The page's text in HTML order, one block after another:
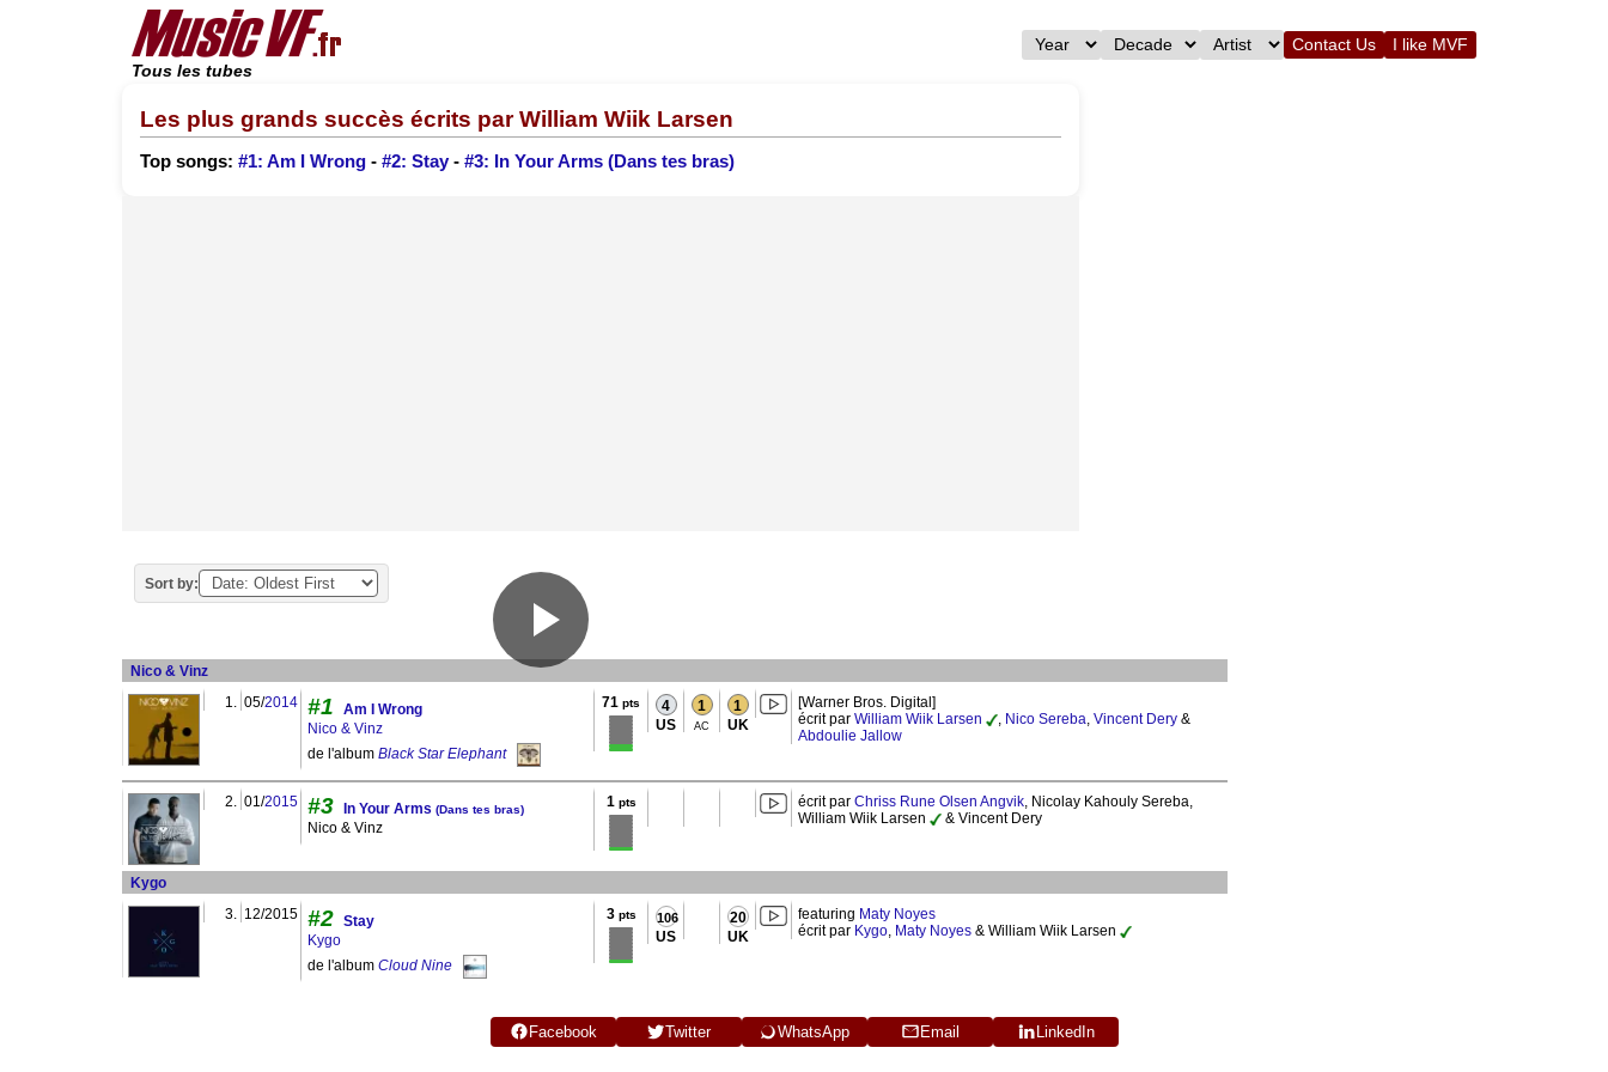
Tous les tubes
Contact Us I like MVF
Les plus grands succès écrits par William Wiik Larsen
Top songs: #1: Am I Wrong - #2: Stay - #3: In Your Arms (Dans tes bras)
Sort by:
Nico & Vinz
1. 05/2014 #1
Am I Wrong
Nico & Vinz
de l'album Black Star Elephant
71 pts 4
US
1
AC
1
UK
[Warner Bros. Digital]
écrit par William Wiik Larsen , Nico Sereba, Vincent Dery &
Abdoulie Jallow
2. 01/2015 #3 In Your Arms (Dans tes bras)
Nico & Vinz
1 pts écrit par Chriss Rune Olsen Angvik, Nicolay Kahouly Sereba,
William Wiik Larsen
& Vincent Dery
Kygo
3. 12/2015 #2 Stay
Kygo
de l'album Cloud Nine
3pts
106
US
20
UK
featuring Maty Noyes
écrit par Kygo, Maty Noyes & William Wiik Larsen
Facebook Twitter WhatsApp Email LinkedIn